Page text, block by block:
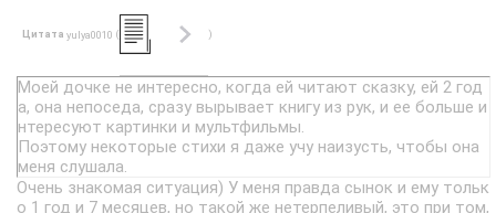
Цитата yulya0010 ( )
Моей дочке не интересно, когда ей читают сказку, ей 2 год
а, она непоседа, сразу вырывает книгу из рук, и ее больше и
нтересуют картинки и мультфильмы.
Поэтому некоторые стихи я даже учу наизусть, чтобы она
меня слушала.
Очень знакомая ситуация) У меня правда сынок и ему тольк
о 1 год и 7 месяцев, но такой же нетерпеливый, это при том,